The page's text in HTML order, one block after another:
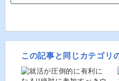
この記事と同じカテゴリ